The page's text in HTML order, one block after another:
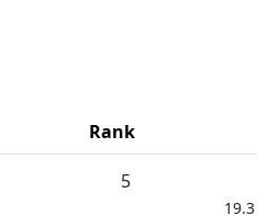
Rank
5
19.3